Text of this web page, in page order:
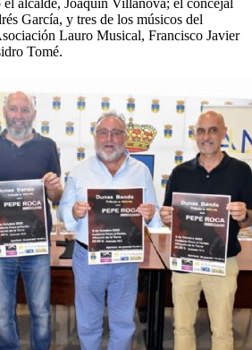
alcalde, Joaquín Villanova; el concejal
García, y tres de los músicos del
Lauro Musical, Francisco Javier
Tomé.